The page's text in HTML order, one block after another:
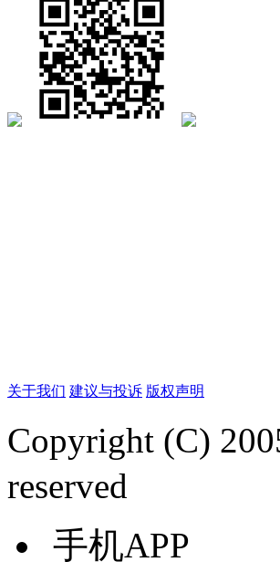
关于我们 建议与投诉 版权声明
Copyright (C)
reserved
手机APP